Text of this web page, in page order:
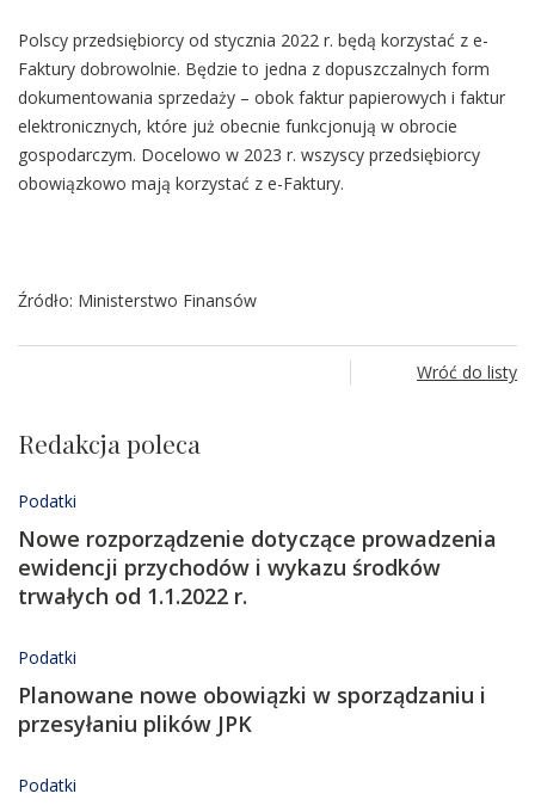
Polscy przedsiębiorcy od stycznia 2022 r. będą korzystać z e-
Faktury dobrowolnie. Będzie to jedna z dopuszczalnych form
dokumentowania sprzedaży – obok faktur papierowych i faktur
elektronicznych, które już obecnie funkcjonują w obrocie
gospodarczym. Docelowo w 2023 r. wszyscy przedsiębiorcy
obowiązkowo mają korzystać z e-Faktury.
Źródło: Ministerstwo Finansów
Wróć do listy
Redakcja poleca
Podatki
Nowe rozporządzenie dotyczące prowadzenia
ewidencji przychodów i wykazu środków
trwałych od 1.1.2022 r.
Podatki
Planowane nowe obowiązki w sporządzaniu i
przesyłaniu plików JPK
Podatki